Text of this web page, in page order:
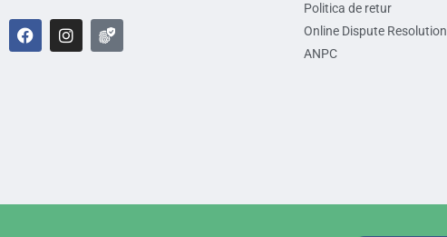
Politica de retur
Online Dispute Resolution
ANPC